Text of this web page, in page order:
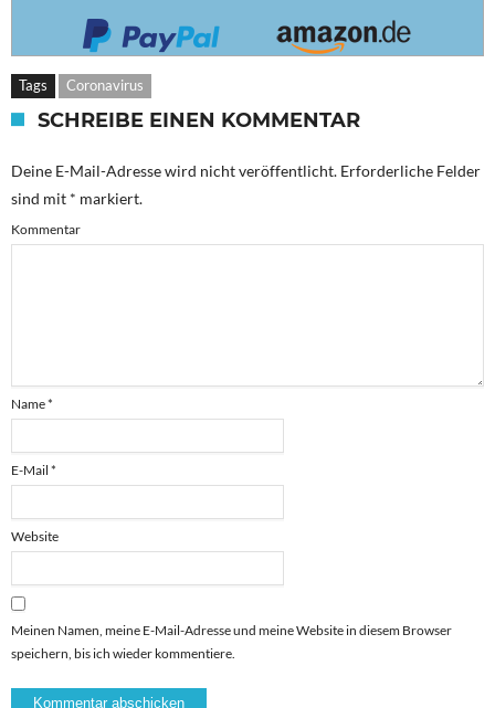
Tags Coronavirus
SCHREIBE EINEN KOMMENTAR
Deine E-Mail-Adresse wird nicht veröffentlicht. Erforderliche Felder
sind mit * markiert.
Kommentar
Name*
E-Mail *
Website
Meinen Namen, meine E-Mail-Adresse und meine Website in diesem Browser
speichern, bis ich wieder kommentiere.